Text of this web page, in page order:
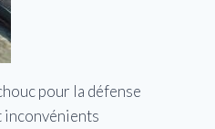
pour la défense
inconvénients